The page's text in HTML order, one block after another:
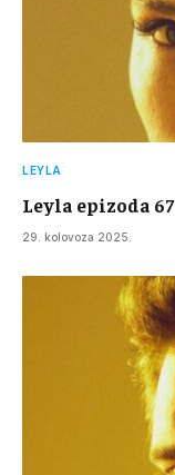
LEYLA
Leyla epizoda 67
29. kolovoza 2025.